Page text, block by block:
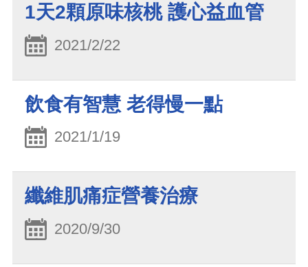
1天2顆原味核桃 護心益血管
2021/2/22
飲食有智慧 老得慢一點
2021/1/19
纖維肌痛症營養治療
2020/9/30